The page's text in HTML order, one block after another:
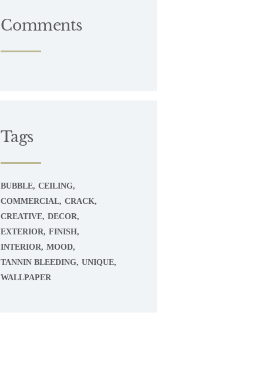
Comments
Tags
BUBBLE CEILING
COMMERCIAL CRACK
CREATIVE DECOR
EXTERIOR FINISH
INTERIOR MOOD
TANNIN BLEEDING UNIQUE
WALLPAPER